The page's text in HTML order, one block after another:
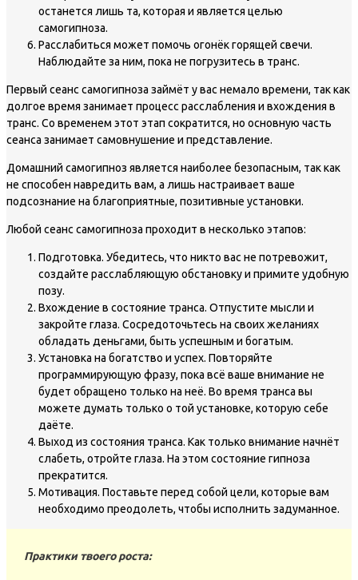
останется лишь та, которая и является целью
самогипноза.
Расслабиться может помочь огонёк горящей свечи.
Наблюдайте за ним, пока не погрузитесь в транс.
Первый сеанс самогипноза займёт у вас немало времени, так как
долгое время занимает процесс расслабления и вхождения в
транс. Со временем этот этап сократится, но основную часть
сеанса занимает самовнушение и представление.
Домашний самогипноз является наиболее безопасным, так как
не способен навредить вам, а лишь настраивает ваше
подсознание на благоприятные, позитивные установки.
Любой сеанс самогипноза проходит в несколько этапов:
Подготовка. Убедитесь, что никто вас не потревожит,
создайте расслабляющую обстановку и примите удобную
позу.
Вхождение в состояние транса. Отпустите мысли и
закройте глаза. Сосредоточьтесь на своих желаниях
обладать деньгами, быть успешным и богатым.
Установка на богатство и успех. Повторяйте
программирующую фразу, пока всё ваше внимание не
будет обращено только на неё. Во время транса вы
можете думать только о той установке, которую себе
даёте.
Выход из состояния транса. Как только внимание начнёт
слабеть, отройте глаза. На этом состояние гипноза
прекратится.
Мотивация. Поставьте перед собой цели, которые вам
необходимо преодолеть, чтобы исполнить задуманное.
Практики твоего роста: